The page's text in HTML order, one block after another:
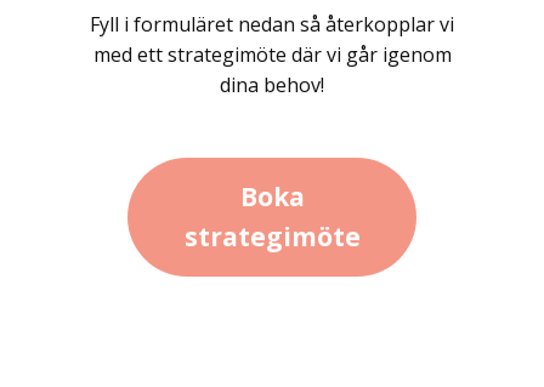
Fyll i formuläret nedan så återkopplar vi
med ett strategimöte där vi går igenom
dina behov!
Boka
strategimöte